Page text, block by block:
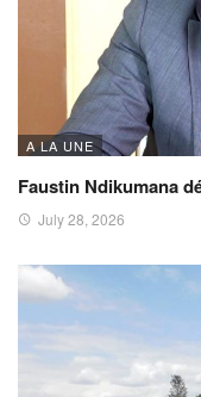
A LA UNE
Faustin Ndikumana
July 28, 2026